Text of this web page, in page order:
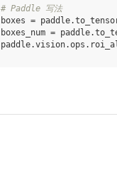
# Paddle 写法
boxes = paddle.
boxes_num = paddle.
paddle.vision.ops .